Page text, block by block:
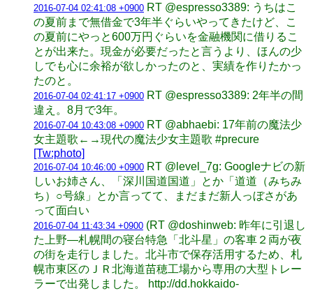
2016-07-04 02:41:08 +0900 RT @espresso3389: うちはこ
の夏前まで無借金で3年半ぐらいやってきたけど、こ
の夏前にやっと600万円ぐらいを金融機関に借りるこ
とが出来た。現金が必要だったと言うより、ほんの少
しでも心に余裕が欲しかったのと、実績を作りたかっ
たのと。
2016-07-04 02:41:17 +0900 RT @espresso3389: 2年半の間
違え。8月で3年。
2016-07-04 10:43:08 +0900 RT @abhaebi: 17年前の魔法少
女主題歌←→現代の魔法少女主題歌 #precure
[Tw:photo]
2016-07-04 10:46:00 +0900 RT @level_7g: Googleナビの新
しいお姉さん、「深川国道国道」とか「道道（みちみ
ち）○号線」とか言ってて、まだまだ新人っぼさがあ
って面白い
2016-07-04 11:43:34 +0900 (RT @doshinweb: 昨年に引退し
た上野―札幌間の寝台特急「北斗星」の客車２両が夜
の街を走行しました。北斗市で保存活用するため、札
幌市東区のＪＲ北海道苗穂工場から専用の大型トレー
ラーで出発しました。 http://dd.hokkaido-